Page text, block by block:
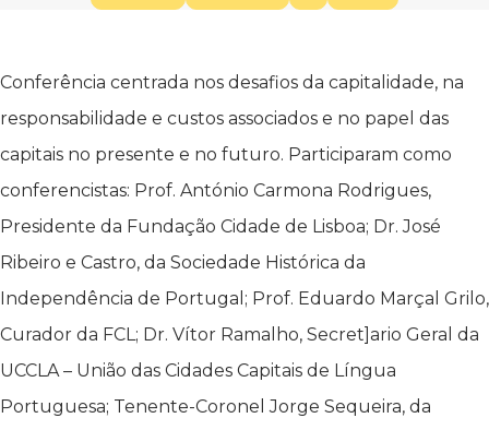
Conferência centrada nos desafios da capitalidade, na
responsabilidade e custos associados e no papel das
capitais no presente e no futuro. Participaram como
conferencistas: Prof. António Carmona Rodrigues,
Presidente da Fundação Cidade de Lisboa; Dr. José
Ribeiro e Castro, da Sociedade Histórica da
Independência de Portugal; Prof. Eduardo Marçal Grilo,
Curador da FCL; Dr. Vítor Ramalho, Secret]ario Geral da
UCCLA – União das Cidades Capitais de Língua
Portuguesa; Tenente-Coronel Jorge Sequeira, da